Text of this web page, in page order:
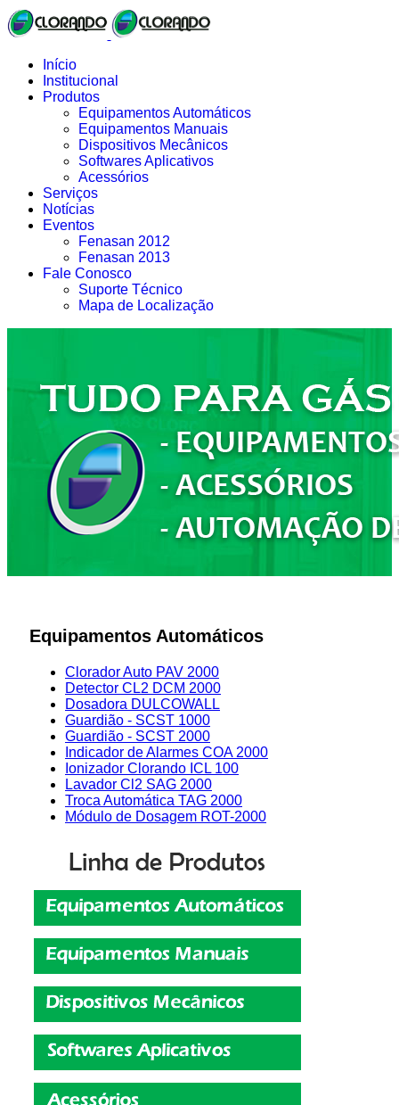
Início
Institucional
Produtos
Equipamentos Automáticos
Equipamentos Manuais
Dispositivos Mecânicos
Softwares Aplicativos
Acessórios
Serviços
Notícias
Eventos
Fenasan 2012
Fenasan 2013
Fale Conosco
Suporte Técnico
Mapa de Localização
Equipamentos Automáticos
Clorador Auto PAV 2000
Detector CL2 DCM 2000
Dosadora DULCOWALL
Guardião - SCST 1000
Guardião - SCST 2000
Indicador de Alarmes COA 2000
Ionizador Clorando ICL 100
Lavador Cl2 SAG 2000
Troca Automática TAG 2000
Módulo de Dosagem ROT-2000